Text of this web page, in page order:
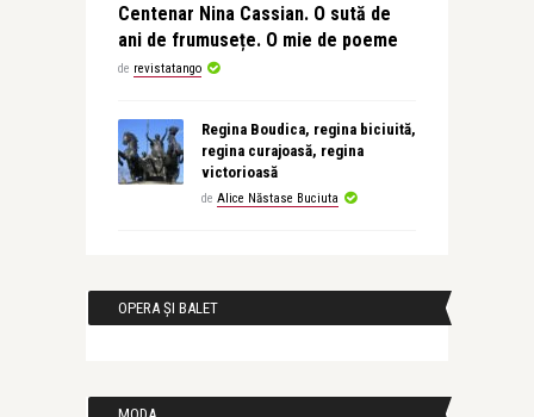
Centenar Nina Cassian. O sută de
ani de frumusețe. O mie de poeme
de revistatango
Regina Boudica, regina biciuită,
regina curajoasă, regina
victorioasă
de Alice Năstase Buciuta
OPERA ȘI BALET